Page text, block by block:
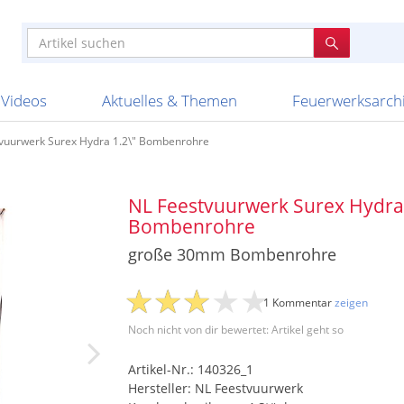
Schallerzeuger P1
Feuerwerk T1
Schachteln
Streich- und
Videos
Knallkörper
Batterien
Aktuelles & Themen
Ladenverkauf 2024
20 Jahre Feuerwerksvitrine
Fireworks Apel Feuerwerk Argento Feuerwerk
BKV Vuurwerk Bothmer
Bestellschluss
Altersnachweis
Surex Hydra 1.2\" Bombenrohre
NL Feestvuurwerk Surex
Bombenrohre
große 30mm Bombenrohre
Noch nicht von dir bewertet: Artikel geht so
1 Kommentarzeigen
Artikel-Nr.: 140326_1
Hersteller: NL Feestvuurwerk